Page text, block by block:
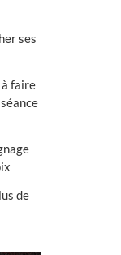
ses
à faire
de